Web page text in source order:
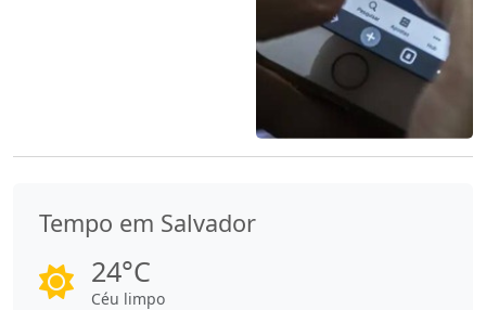
Tempo em Salvador
24°C
Céu limpo